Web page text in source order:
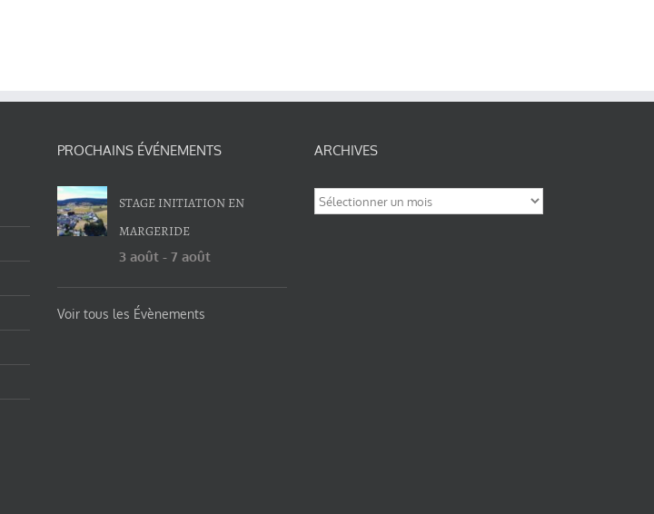
PROCHAINS ÉVÉNEMENTS
STAGE INITIATION EN
MARGERIDE
3 août -7 août
Voir tous les Évènements
ARCHIVES
Archives